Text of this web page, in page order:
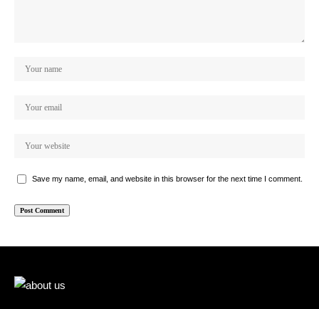
Save my name, email, and website in this browser for the next time I comment.